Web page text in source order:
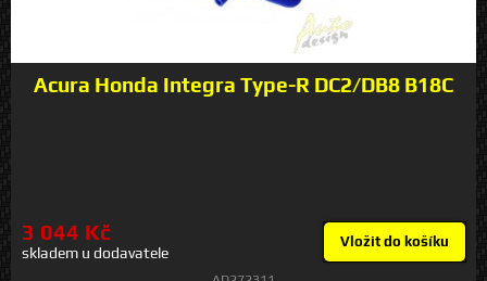
Acura Honda Integra Type-R DC2/DB8 B18C
3 044 Kč
skladem u dodavatele
Vložit do košíku